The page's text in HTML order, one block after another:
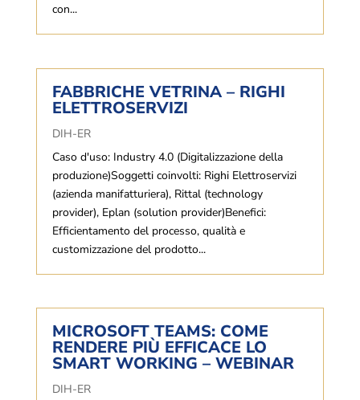
con...
FABBRICHE VETRINA – RIGHI
ELETTROSERVIZI
DIH-ER
Caso d'uso: Industry 4.0 (Digitalizzazione della
produzione)Soggetti coinvolti: Righi Elettroservizi
(azienda manifatturiera), Rittal (technology
provider), Eplan (solution provider)Benefici:
Efficientamento del processo, qualità e
customizzazione del prodotto...
MICROSOFT TEAMS: COME
RENDERE PIÙ EFFICACE LO
SMART WORKING – WEBINAR
DIH-ER